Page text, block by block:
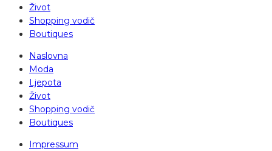
Život
Shopping vodič
Boutiques
Naslovna
Moda
Ljepota
Život
Shopping vodič
Boutiques
Impressum